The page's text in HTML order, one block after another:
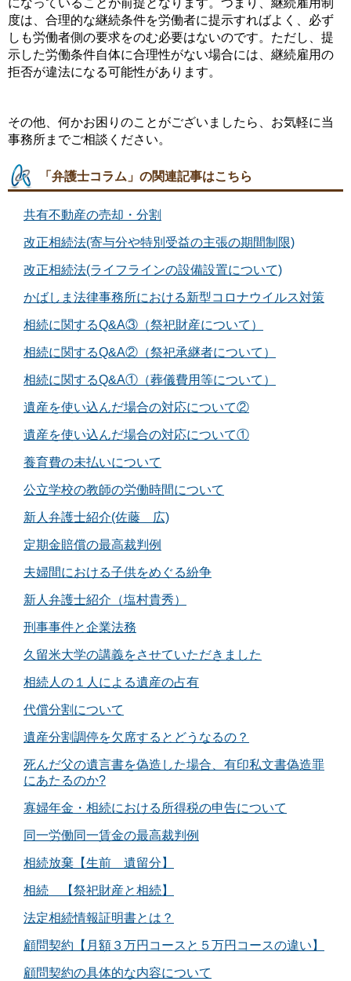
になっていることが前提となります。つまり、継続雇用制
度は、合理的な継続条件を労働者に提示すればよく、必ず
しも労働者側の要求をのむ必要はないのです。ただし、提
示した労働条件自体に合理性がない場合には、継続雇用の
拒否が違法になる可能性があります。
その他、何かお困りのことがございましたら、お気軽に当
事務所までご相談ください。
「弁護士コラム」の関連記事はこちら
共有不動産の売却・分割
改正相続法(寄与分や特別受益の主張の期間制限)
改正相続法(ライフラインの設備設置について)
かばしま法律事務所における新型コロナウイルス対策
相続に関するQ&A③（祭祀財産について）
相続に関するQ&A②（祭祀承継者について）
相続に関するQ&A①（葬儀費用等について）
遺産を使い込んだ場合の対応について②
遺産を使い込んだ場合の対応について①
養育費の未払いについて
公立学校の教師の労働時間について
新人弁護士紹介(佐藤 広)
定期金賠償の最高裁判例
夫婦間における子供をめぐる紛争
新人弁護士紹介（塩村貴秀）
刑事事件と企業法務
久留米大学の講義をさせていただきました
相続人の１人による遺産の占有
代償分割について
遺産分割調停を欠席するとどうなるの？
死んだ父の遺言書を偽造した場合、有印私文書偽造罪
にあたるのか?
寡婦年金・相続における所得税の申告について
同一労働同一賃金の最高裁判例
相続放棄【生前 遺留分】
相続 【祭祀財産と相続】
法定相続情報証明書とは？
顧問契約【月額３万円コースと５万円コースの違い】
顧問契約の具体的な内容について